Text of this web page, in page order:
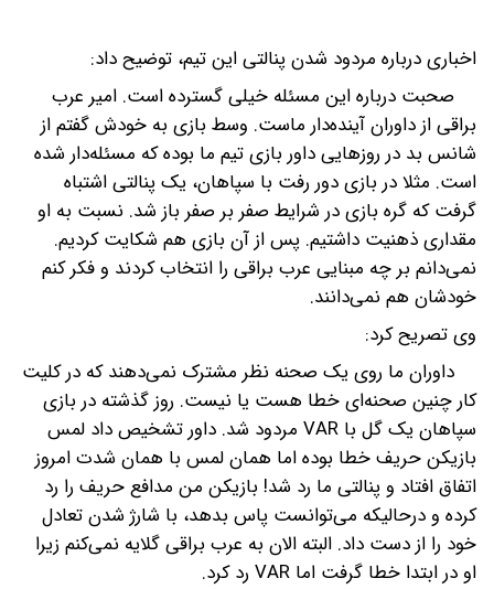
اخباری درباره مردود شدن پنالتی این تیم، توضیح داد:
صحبت درباره این مسئله خیلی گسترده است. امیر عرب
براقی از داوران آینده‌دار ماست. وسط بازی به خودش گفتم از
شانس بد در روزهایی داور بازی تیم ما بوده که مسئله‌دار شده
است. مثلا در بازی دور رفت با سپاهان، یک پنالتی اشتباه
گرفت که گره بازی در شرایط صفر بر صفر باز شد. نسبت به او
مقداری ذهنیت داشتیم. پس از آن بازی هم شکایت کردیم.
نمی‌دانم بر چه مبنایی عرب براقی را انتخاب کردند و فکر کنم
خودشان هم نمی‌دانند.
وی تصریح کرد:
داوران ما روی یک صحنه نظر مشترک نمی‌دهند که در کلیت
کار چنین صحنه‌ای خطا هست یا نیست. روز گذشته در بازی
سپاهان یک گل با VAR مردود شد. داور تشخیص داد لمس
بازیکن حریف خطا بوده اما همان لمس با همان شدت امروز
اتفاق افتاد و پنالتی ما رد شد! بازیکن من مدافع حریف را رد
کرده و درحالیکه می‌توانست پاس بدهد، با شارژ شدن تعادل
خود را از دست داد. البته الان به عرب براقی گلایه نمی‌کنم زیرا
او در ابتدا خطا گرفت اما VAR رد کرد.